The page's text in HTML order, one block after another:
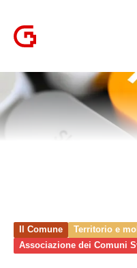
Il Comune
Territorio e
Associazione dei Comuni